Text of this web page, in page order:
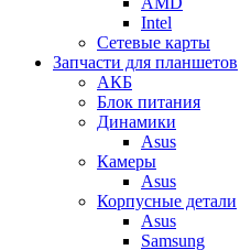
Intel
Сетевые карты
Запчасти для планшетов
АКБ
Блок питания
Динамики
Asus
Камеры
Asus
Корпусные детали
Asus
Samsung